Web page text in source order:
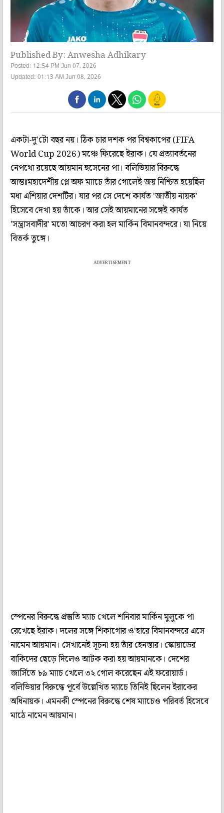
Published By: Anwesha Adhikary
Posted: 12:54 PM Jun 07, 2026
Updated: 01:13 AM Jun 08, 2026
একটা-দু'টো বছর নয়। ঠিক চার দশক পর বিশ্বকাপের (FIFA
World Cup 2026) মঞ্চে ফিরেছে ইরাক। যে প্রত্যাবর্তনের
নেপথ্যে রয়েছে আয়মান হুসেনের পা। বলিভিয়ার বিরুদ্ধে
আন্তঃমহাদেশীয় প্লে অফ ম্যাচে তাঁর গোলেই জয় নিশ্চিত হয়েছিল
মধ্য এশিয়ার দেশটির। যার পর সে দেশে কার্যত 'জাতীয় নায়ক'
হিসেবে দেখা হয় তাঁকে। আর সেই আয়মানের সঙ্গেই কার্যত
'সন্ত্রাসবাদীর' মতো আচরণ করা হল মার্কিন বিমানবন্দরে। যা নিয়ে
বিতর্ক তুঙ্গে।
ADVERTISEMENT
স্পেনের বিরুদ্ধে প্রস্তুতি ম্যাচ খেলে শনিবার মার্কিন মুলুকে পা
রেখেছে ইরাক। দলের সঙ্গে শিকাগোর ও'হারে বিমানবন্দরে এসে
নামেন আয়মান। সেখানেই সূচনা হয় তাঁর হেনস্তার। স্কোয়াডের
বাকিদের ছেড়ে দিলেও আটক করা হয় আয়মানকে। দেশের
জার্সিতে ৮৯ ম্যাচ খেলে ৩২ গোল করেছেন এই ফরোয়ার্ড।
বলিভিয়ার বিরুদ্ধে পূর্বে উল্লেখিত ম্যাচে তিনিই ছিলেন ইরাকের
অধিনায়ক। এমনকী স্পেনের বিরুদ্ধে শেষ ম্যাচেও পরিবর্ত হিসেবে
মাঠে নামেন আয়মান।